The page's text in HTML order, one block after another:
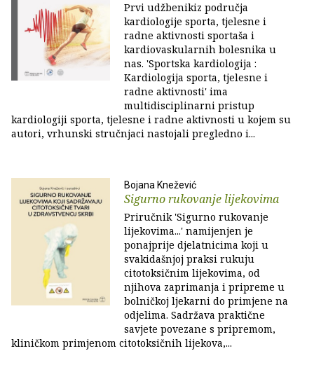
Prvi udžbenikiz područja
kardiologije sporta, tjelesne i
radne aktivnosti sportaša i
kardiovaskularnih bolesnika u
nas. 'Sportska kardiologija :
Kardiologija sporta, tjelesne i
radne aktivnosti' ima
multidisciplinarni pristup
kardiologiji sporta, tjelesne i radne aktivnosti u kojem su
autori, vrhunski stručnjaci nastojali pregledno i...
Bojana Knežević
Sigurno rukovanje lijekovima
Priručnik 'Sigurno rukovanje
lijekovima...' namijenjen je
ponajprije djelatnicima koji u
svakidašnjoj praksi rukuju
citotoksičnim lijekovima, od
njihova zaprimanja i pripreme u
bolničkoj ljekarni do primjene na
odjelima. Sadržava praktične
savjete povezane s pripremom,
kliničkom primjenom citotoksičnih lijekova,...